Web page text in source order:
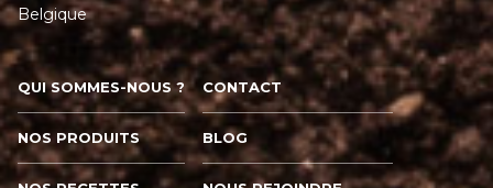
Belgique
QUI SOMMES-NOUS ?
NOS PRODUITS
CONTACT
BLOG